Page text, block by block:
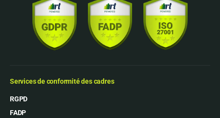
Services de conformité des cadres
RGPD
FADP